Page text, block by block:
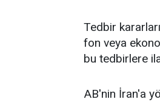
Tedbir
fon veya
bu tedbirlere
AB'nin İran'a